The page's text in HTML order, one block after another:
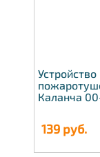
Каланча
139 руб.